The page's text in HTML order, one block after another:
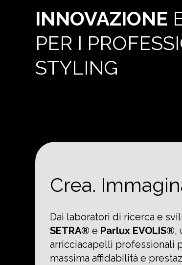
INNOVAZIONE
PER I
STYLING
Crea.
Dai laboratori di ricerca e
SETRA® e Parlux EVOLIS®,
arricciacapelli professionali
massima affidabilità e